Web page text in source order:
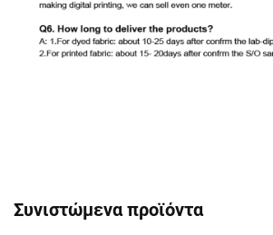
Συνιστώμενα προϊόντα